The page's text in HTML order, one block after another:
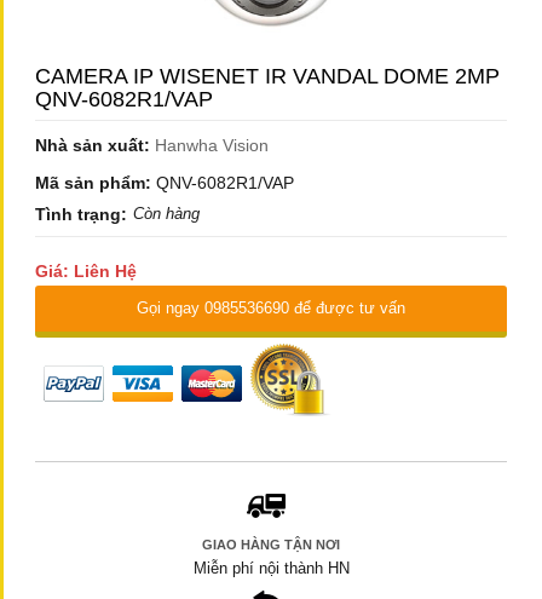
CAMERA IP WISENET IR VANDAL DOME 2MP
QNV-6082R1/VAP
Nhà sản xuất: Hanwha Vision
Mã sản phẩm: QNV-6082R1/VAP
Tình trạng: Còn hàng
Giá: Liên Hệ
Gọi ngay 0985536690 để được tư vấn
GIAO HÀNG TẬN NƠI
Miễn phí nội thành HN